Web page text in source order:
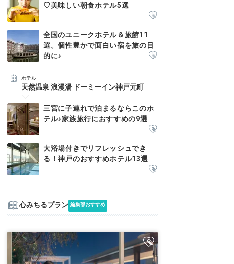
♡美味しい朝食ホテル5選
全国のユニークホテル＆旅館11
選。個性豊かで面白い宿を旅の目
的に♪
ホテル
天然温泉 浪漫湯 ドーミーイン神戸元町
三宮に子連れで泊まるならこのホ
テル♪家族旅行におすすめの9選
大浴場付きでリフレッシュでき
る！神戸のおすすめホテル13選
心みちるプラン 編集部おすすめ